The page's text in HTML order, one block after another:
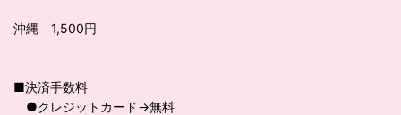
沖縄 1,500円
■決済手数料
●クレジットカード→無料